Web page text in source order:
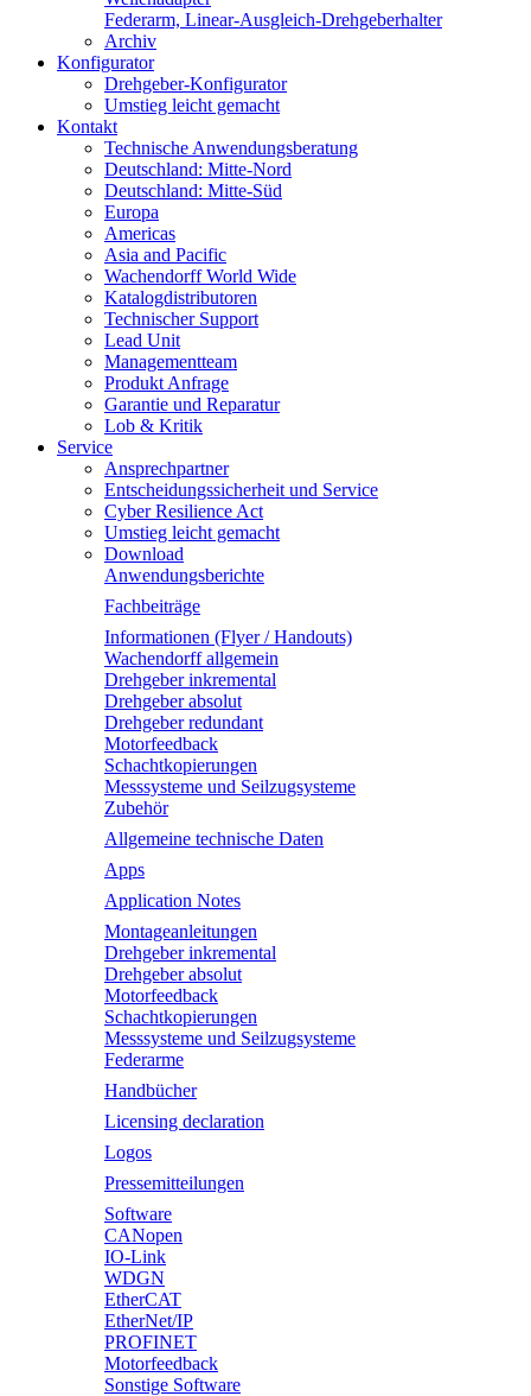
Federarm, Linear-Ausgleich-Drehgeberhalter
Archiv
Konfigurator
Drehgeber-Konfigurator
Umstieg leicht gemacht
Kontakt
Technische Anwendungsberatung
Deutschland: Mitte-Nord
Deutschland: Mitte-Süd
Europa
Americas
Asia and Pacific
Wachendorff World Wide
Katalogdistributoren
Technischer Support
Lead Unit
Managementteam
Produkt Anfrage
Garantie und Reparatur
Lob & Kritik
Service
Ansprechpartner
Entscheidungssicherheit und Service
Cyber Resilience Act
Umstieg leicht gemacht
Download
Anwendungsberichte
Fachbeiträge
Informationen (Flyer / Handouts)
Wachendorff allgemein
Drehgeber inkremental
Drehgeber absolut
Drehgeber redundant
Motorfeedback
Schachtkopierungen
Messsysteme und Seilzugsysteme
Zubehör
Allgemeine technische Daten
Apps
Application Notes
Montageanleitungen
Drehgeber inkremental
Drehgeber absolut
Motorfeedback
Schachtkopierungen
Messsysteme und Seilzugsysteme
Federarme
Handbücher
Licensing declaration
Logos
Pressemitteilungen
Software
CANopen
IO-Link
WDGN
EtherCAT
EtherNet/IP
PROFINET
Motorfeedback
Sonstige Software